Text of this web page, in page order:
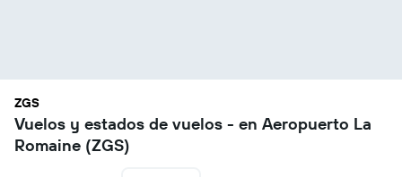
ZGS
Vuelos y estados de vuelos - en Aeropuerto La
Romaine (ZGS)